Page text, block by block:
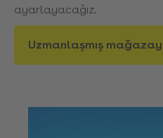
ayarlayacağız.
Uzmanlaşmış